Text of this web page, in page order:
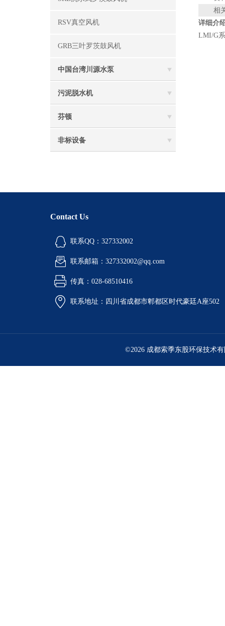
RSV真空风机
GRB三叶罗茨鼓风机
中国台湾川源水泵
污泥脱水机
芬顿
非标设备
相
详细介
LMI/G
Contact Us
联系QQ：327332002
联系邮箱：327332002@qq.com
传真：028-68510416
联系地址：四川省成都市郫都区时代豪廷A座502
©2026 成都索季东股环保技术